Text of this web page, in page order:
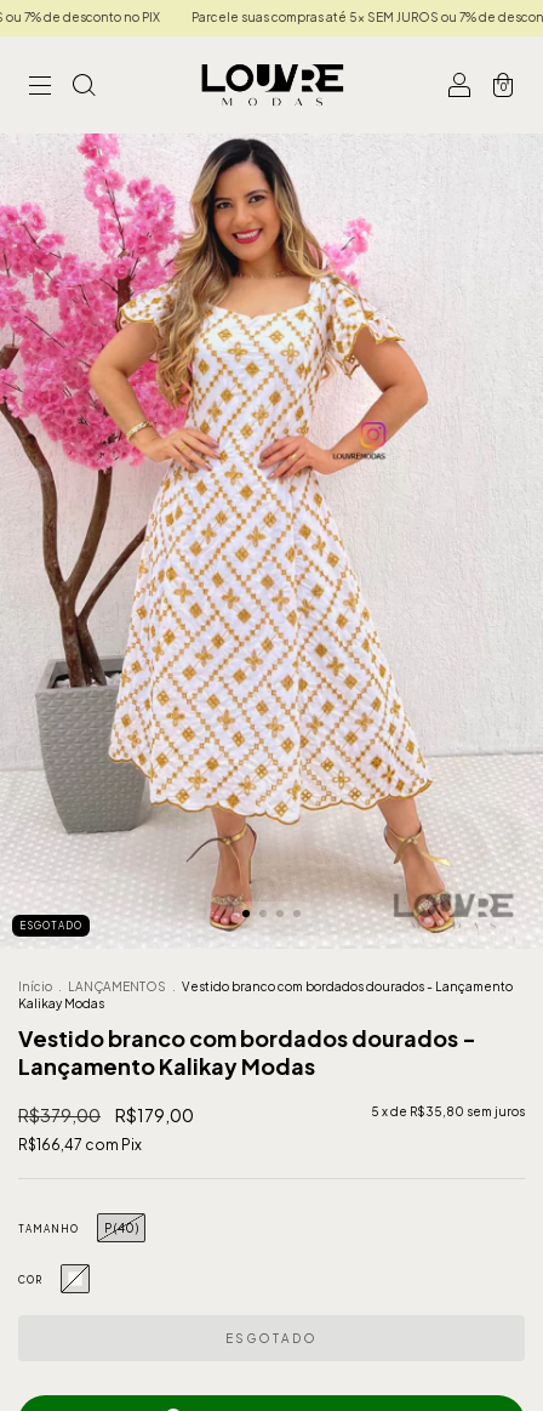
de desconto no PIX Parcele suas compras até 5x SEM JUROS ou 7% de desconto no
0
ESGOTADO
Início LANÇAMENTOS
Vestido branco com bordados dourados - Lançamento
Kalikay Modas
Vestido branco com bordados dourados -
Lançamento Kalikay Modas
R$379,00 R$179,00 5 x de R$35,80 sem juros
R$166,47 com Pix
TAMANHO P (40)
COR